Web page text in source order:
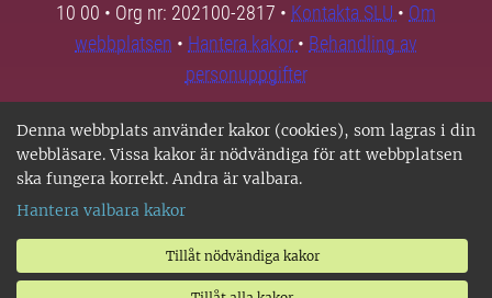
Denna webbplats använder kakor (cookies), som lagras i din
webbläsare. Vissa kakor är nödvändiga för att webbplatsen
ska fungera korrekt. Andra är valbara.
Hantera valbara kakor
Tillåt nödvändiga kakor
10 00 • Org nr: 202100-2817 • Kontakta SLU • Om
webbplatsen • Hantera kakor • Behandling av
personuppgifter